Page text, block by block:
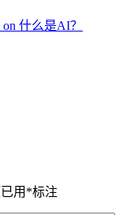
on 什么是AI？
用 *标注